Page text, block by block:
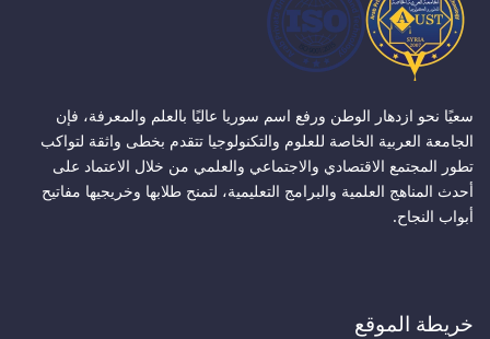
سعيًا نحو ازدهار الوطن ورفع اسم سوريا عاليًا بالعلم والمعرفة، فإن
الجامعة العربية الخاصة للعلوم والتكنولوجيا تتقدم بخطى واثقة لتواكب
تطور المجتمع الاقتصادي والاجتماعي والعلمي من خلال الاعتماد على
أحدث المناهج العلمية والبرامج التعليمية، لتمنح طلابها وخريجيها مفاتيح
أبواب النجاح.
خريطة الموقع